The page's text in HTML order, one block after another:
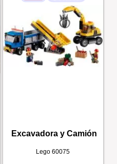
Excavadora y Camión
Lego 60075